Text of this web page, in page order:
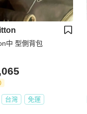
中 型側背包
台灣 免運